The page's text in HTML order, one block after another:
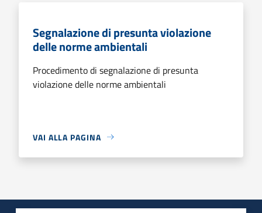
Segnalazione di presunta violazione
delle norme ambientali
Procedimento di segnalazione di presunta
violazione delle norme ambientali
VAI ALLA PAGINA